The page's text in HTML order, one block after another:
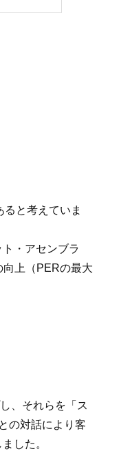
と考えていま
・アセンブラ
上（PERの最大
、それらを「ス
の対話により客
した。